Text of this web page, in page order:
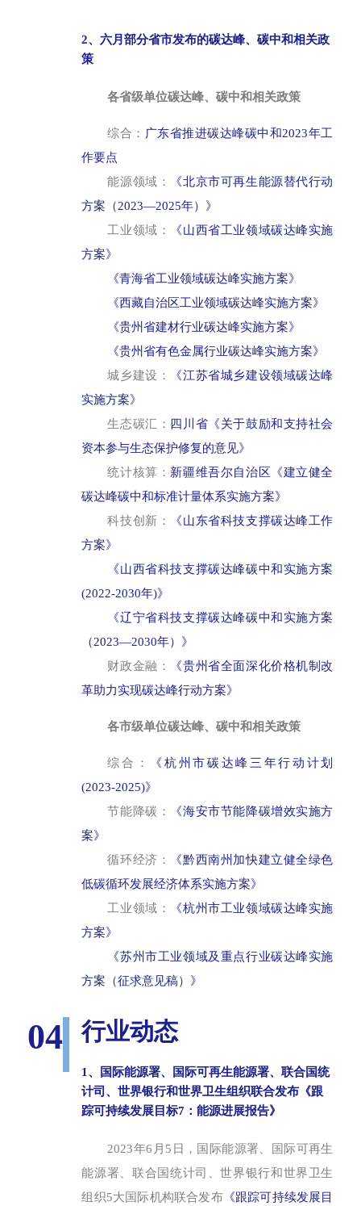
2、六月部分省市发布的碳达峰、碳中和相关政
策
各省级单位碳达峰、碳中和相关政策
综合： 广东省推进碳达峰碳中和2023年工
作要点
能源领域：
《北京市可再生能源替代行动
方案（2023—2025年）》
工业领域：
《山西省工业领域碳达峰实施
方案》
《青海省工业领域碳达峰实施方案》
《西藏自治区工业领域碳达峰实施方案》
《贵州省建材行业碳达峰实施方案》
《贵州省有色金属行业碳达峰实施方案》
城乡建设：
《江苏省城乡建设领域碳达峰
实施方案》
生态碳汇： 四川省《关于鼓励和支持社会
资本参与生态保护修复的意见》
统计核算： 新疆维吾尔自治区《建立健全
碳达峰碳中和标准计量体系实施方案》
科技创新：
《山东省科技支撑碳达峰工作
方案》
《山西省科技支撑碳达峰碳中和实施方案
(2022-2030年)》
《辽宁省科技支撑碳达峰碳中和实施方案
（2023—2030年）》
财政金融：
《贵州省全面深化价格机制改
革助力实现碳达峰行动方案》
各市级单位碳达峰、碳中和相关政策
综合：
《杭州市碳达峰三年行动计划
(2023-2025)》
节能降碳：
《海安市节能降碳增效实施方
案》
循环经济：
《黔西南州加快建立健全绿色
低碳循环发展经济体系实施方案》
工业领域：
《杭州市工业领域碳达峰实施
方案》
《苏州市工业领域及重点行业碳达峰实施
方案（征求意见稿）》
04 行业动态
1、国际能源署、国际可再生能源署、联合国统
计司、世界银行和世界卫生组织联合发布《跟
踪可持续发展目标7：能源进展报告》
2023年6月5日，国际能源署、国际可再生
能源署、联合国统计司、世界银行和世界卫生
组织5大国际机构联合发布《跟踪可持续发展目